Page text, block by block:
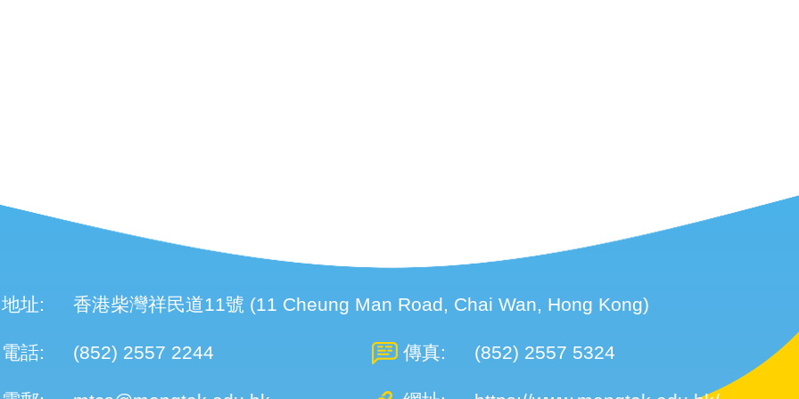
地址: 香港柴灣祥民道11號 (11 Cheung Man Road, Chai Wan, Hong Kong)
電話: (852) 2557 2244 傳真: (852) 2557 5324